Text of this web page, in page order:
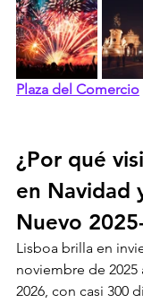
Plaza del Comercio
¿Por qué
en Navidad
Nuevo
Lisboa brilla en
noviembre de
2026, con casi 300